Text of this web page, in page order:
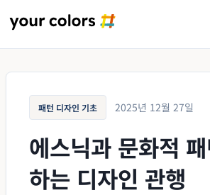
패턴 디자인 기초 2025년 12월 27일
에스닉과 문화적
하는 디자인 관행